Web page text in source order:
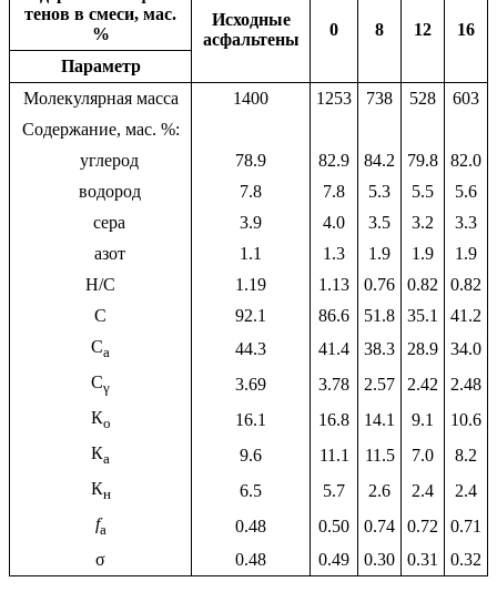
тенов в смеси, мас.
%
Исходные
асфальтены
0 8 12
16
Параметр
Молекулярная масса
1400 1253 738 528
603
Содержание, мас. %:
углерод
78.9 82.9 84.2 79.8
82.0
водород
7.8 7.8 5.3 5.5
5.6
сера
3.9 4.0 3.5 3.2
3.3
азот
1.1 1.3 1.9 1.9
1.9
H/C
1.19 1.13 0.76 0.82
0.82
С
92.1 86.6 51.8 35.1
41.2
Cа 44.3 41.4 38.3 28.9
34.0
Сγ 3.69 3.78 2.57 2.42
2.48
Ко 16.1 16.8 14.1 9.1
10.6
Ка 9.6 11.1 11.5 7.0
8.2
Кн 6.5 5.7 2.6 2.4
2.4
fa 0.48 0.50 0.74 0.72
0.71
σ
0.48 0.49 0.30 0.31 0.32